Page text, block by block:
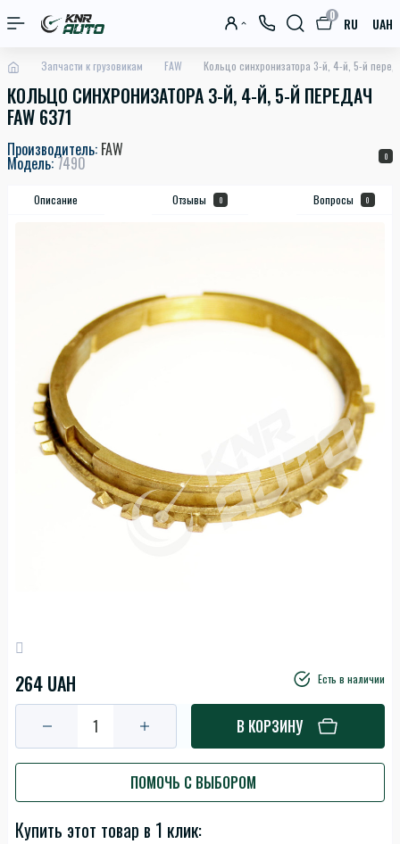
0 RU UAH
Запчасти к грузовикам FAW Кольцо синхронизатора 3-й, 4-й, 5-й
КОЛЬЦО СИНХРОНИЗАТОРА 3-Й, 4-Й, 5-Й ПЕРЕДАЧ
FAW 6371
Производитель: FAW
Модель:7490 0
Описание Отзывы 0 Вопросы 0
264 UAH Есть в наличии
В КОРЗИНУ
ПОМОЧЬ С ВЫБОРОМ
Купить этот товар в 1 клик: